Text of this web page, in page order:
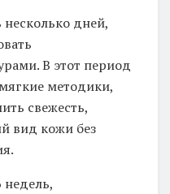
несколько дней,
В этот период
методики,
свежесть,
вид кожи без
недель,